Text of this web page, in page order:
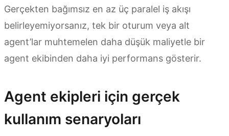
Gerçekten bağımsız en az üç paralel iş akışı
belirleyemiyorsanız, tek bir oturum veya alt
agent’lar muhtemelen daha düşük maliyetle bir
agent ekibinden daha iyi performans gösterir.
Agent ekipleri için gerçek
kullanım senaryoları